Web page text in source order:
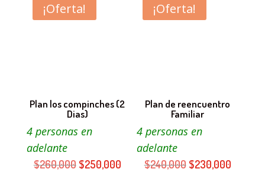
¡Oferta!
Plan los compinches (2
Dias)
4 personas en
adelante
$260,000 El
$250,000El
¡Oferta!
Plan de reencuentro
Familiar
4 personas en
adelante
$240,000 El
$230,000El